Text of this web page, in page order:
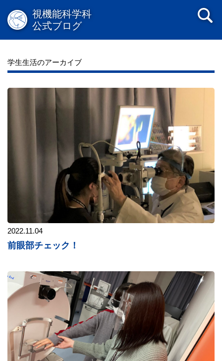
視機能科学科
公式ブログ
学生生活のアーカイブ
2022.11.04
前眼部チェック！